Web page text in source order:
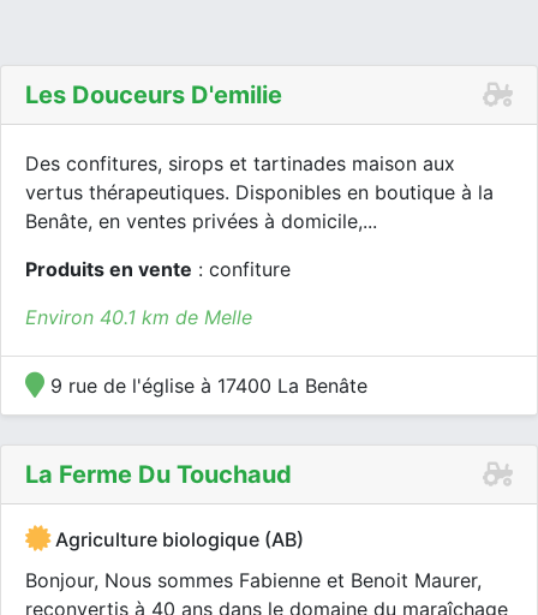
Les Douceurs D'emilie
Des confitures, sirops et tartinades maison aux
vertus thérapeutiques. Disponibles en boutique à la
Benâte, en ventes privées à domicile,...
Produits en vente : confiture
Environ 40.1 km de Melle
9 rue de l'église à 17400 La Benâte
La Ferme Du Touchaud
Agriculture biologique (AB)
Bonjour, Nous sommes Fabienne et Benoit Maurer,
reconvertis à 40 ans dans le domaine du maraîchage